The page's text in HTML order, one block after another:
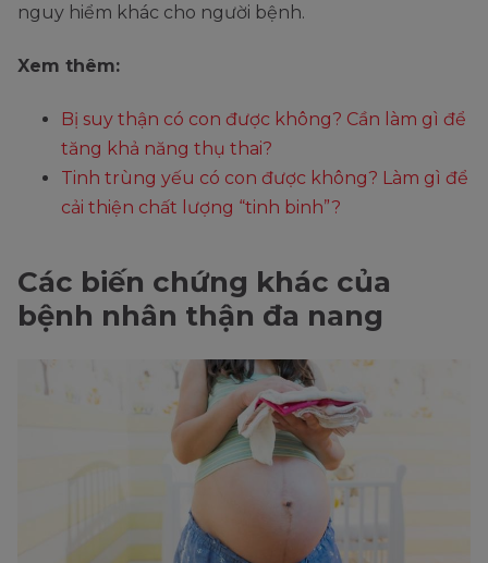
nguy hiểm khác cho người bệnh.
Xem thêm:
Bị suy thận có con được không? Cần làm gì để
tăng khả năng thụ thai?
Tinh trùng yếu có con được không? Làm gì để
cải thiện chất lượng “tinh binh”?
Các biến chứng khác của
bệnh nhân thận đa nang